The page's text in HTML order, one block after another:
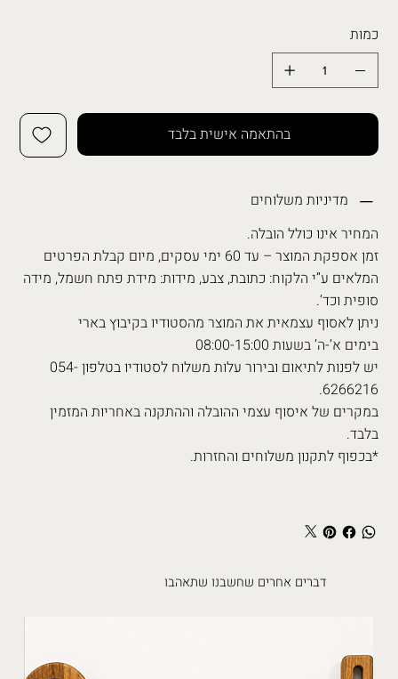
כמות
בהתאמה אישית בלבד
מדיניות משלוחים
המחיר אינו כולל הובלה.
זמן אספקת המוצר – עד 60 ימי עסקים, מיום קבלת הפרטים
המלאים ע”י הלקוח: כתובת, צבע, מידות: מידת פתח חשמל, מידה
סופית וכד’.
ניתן לאסוף עצמאית את המוצר מהסטודיו בקיבוץ בארי
בימים א’-ה’ בשעות 08:00-15:00
יש לפנות לתיאום ובירור עלות משלוח לסטודיו בטלפון 054-
6266216.
במקרים של איסוף עצמי ההובלה וההתקנה באחריות המזמין
בלבד.
*בכפוף לתקנון משלוחים והחזרות.
דברים אחרים שחשבנו שתאהבו